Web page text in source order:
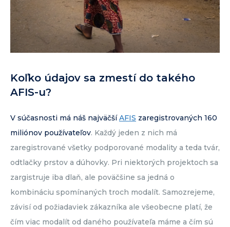
Koľko údajov sa zmestí do takého
AFIS-u?
V súčasnosti má náš najväčšíAFIS zaregistrovaných 160
miliónov používateľov. Každý jeden z nich má
zaregistrované všetky podporované modality a teda tvár,
odtlačky prstov a dúhovky. Pri niektorých projektoch sa
zargistruje iba dlaň, ale poväčšine sa jedná o
kombináciu spomínaných troch modalít. Samozrejeme,
závisí od požiadaviek zákazníka ale všeobecne platí, že
čím viac modalít od daného používateľa máme a čím sú